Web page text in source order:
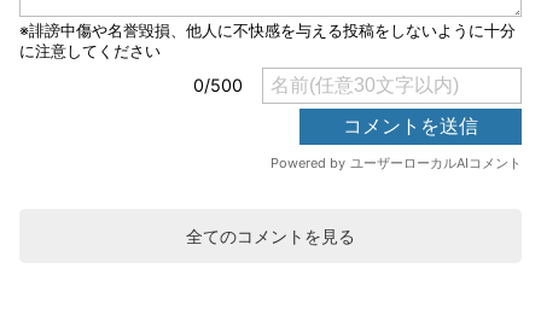
全てのコメントを見る